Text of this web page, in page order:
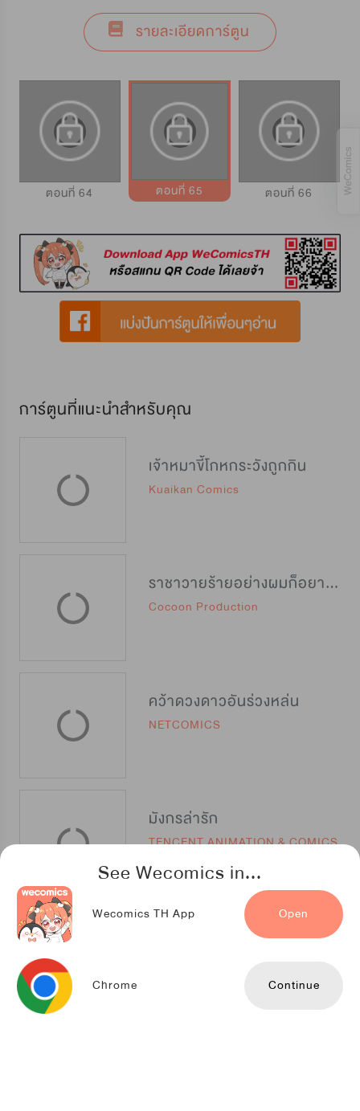
See Wecomics in...
Wecomics TH App Open
Chrome Continue
รายละเอียดการ์ตูน
ตอนที่ 64 ตอนที่ 65 ตอนที่ 66
การ์ตูนที่แนะนำสำหรับคุณ
เจ้าหมาขี้โกหกระวังถูกกิน
Kuaikan Comics
ราชาวายร้ายอย่างผมก็อยากจะรอดในเกมจีบหนุ่มนะครับ
Cocoon Production
คว้าดวงดาวอันร่วงหล่น
NETCOMICS
มังกรล่ารัก
TENCENT ANIMATION & COMICS